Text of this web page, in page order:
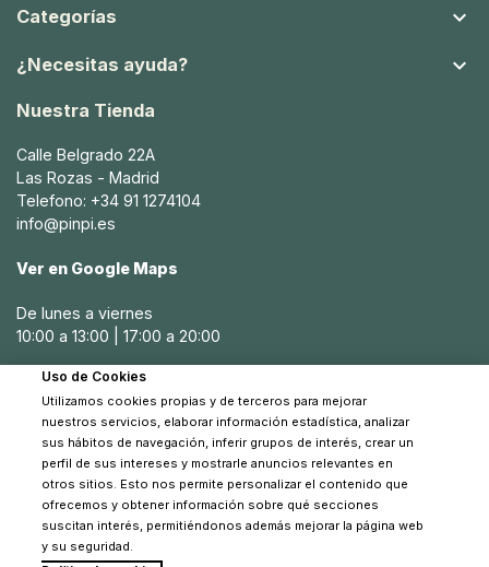
Categorías 
¿Necesitas ayuda? 
Nuestra Tienda
Calle Belgrado 22A
Las Rozas - Madrid
Telefono: +34 91 1274104
info@pinpi.es
Ver en Google Maps
De lunes a viernes
10:00 a 13:00 | 17:00 a 20:00
Sábados
10:30 a 14:00
Uso de Cookies
Utilizamos cookies propias y de terceros para mejorar
nuestros servicios, elaborar información estadística, analizar
sus hábitos de navegación, inferir grupos de interés, crear un
perfil de sus intereses y mostrarle anuncios relevantes en
otros sitios. Esto nos permite personalizar el contenido que
ofrecemos y obtener información sobre qué secciones
suscitan interés, permitiéndonos además mejorar la página web
y su seguridad.